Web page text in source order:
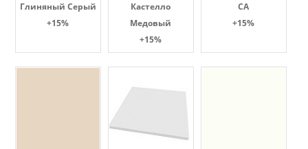
Глиняный Серый
+15%
Кастелло
Медовый
+15%
СА
+15%